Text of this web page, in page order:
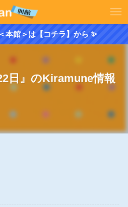
館＞は【コチラ】から ✨
日』のKiramune情報